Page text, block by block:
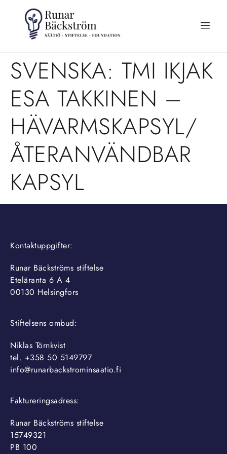
SVENSKA: TMI IKJAK
ESA TAKKINEN –
HÄVARMSKAPSYL/
ÅTERANVÄNDBAR
KAPSYL
Kontaktuppgifter:
Runar Bäckströms stiftelse
Eteläranta 6 A 4
00130 Helsingfors
Stiftelsens ombud:
Niklas Törnkvist
tel. +358 50 5149797
info@runarbackstrominsaatio.fi
Faktureringsadress:
Runar Bäckströms stiftelse
15749321
PB 100